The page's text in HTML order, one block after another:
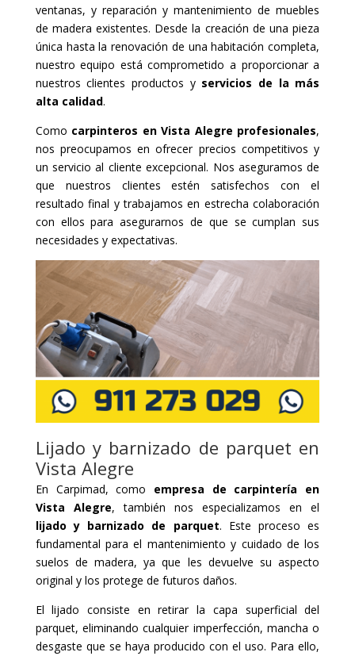
ventanas, y reparación y mantenimiento de muebles
de madera existentes. Desde la creación de una pieza
única hasta la renovación de una habitación completa,
nuestro equipo está comprometido a proporcionar a
nuestros clientes productos y servicios de la más
alta calidad.
Como carpinteros en Vista Alegre profesionales,
nos preocupamos en ofrecer precios competitivos y
un servicio al cliente excepcional. Nos aseguramos de
que nuestros clientes estén satisfechos con el
resultado final y trabajamos en estrecha colaboración
con ellos para asegurarnos de que se cumplan sus
necesidades y expectativas.
Lijado y barnizado de parquet en
Vista Alegre
En Carpimad, como empresa de carpintería en
Vista Alegre, también nos especializamos en el
lijado y barnizado de parquet. Este proceso es
fundamental para el mantenimiento y cuidado de los
suelos de madera, ya que les devuelve su aspecto
original y los protege de futuros daños.
El lijado consiste en retirar la capa superficial del
parquet, eliminando cualquier imperfección, mancha o
desgaste que se haya producido con el uso. Para ello,